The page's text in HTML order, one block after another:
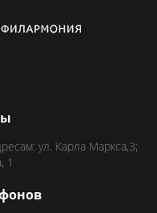
ул. Карла Маркса,3;
1